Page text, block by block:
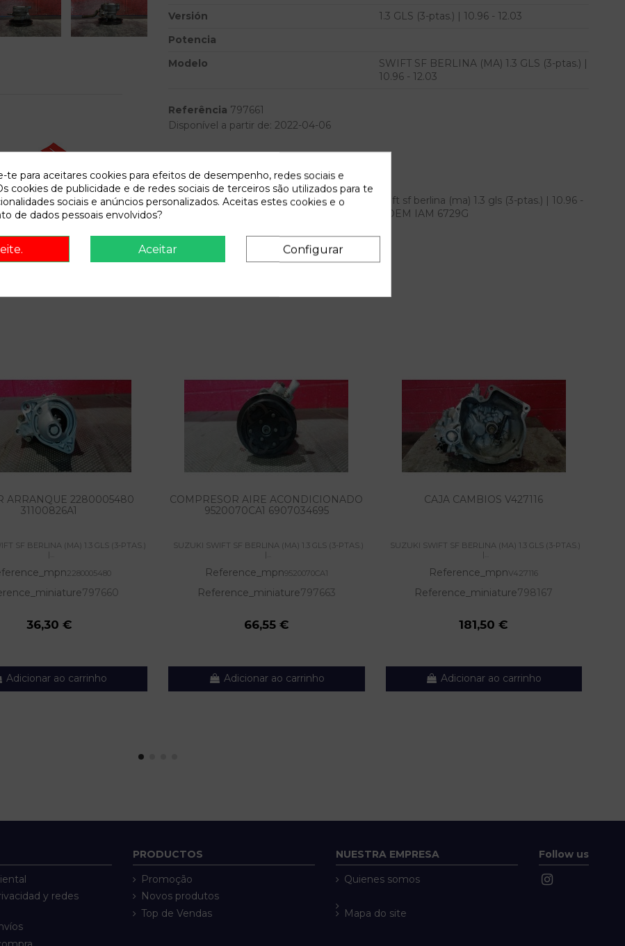
Versión
1.3 GLS (3-ptas.) | 10.96 - 12.03
Potencia
Modelo
SWIFT SF BERLINA (MA) 1.3 GLS (3-ptas.) |
10.96 - 12.03
Referência 797661
Disponível a partir de: 2022-04-06
Descrição
Recambio de bomba direccion para suzuki swift sf berlina (ma) 1.3 gls (3-ptas.) | 10.96 -
12.03 1.3 gls (3-ptas.) | 10.96 - 12.03 referencia OEM IAM 6729G
ARRANQUE 2280005480
31100826A1
SF BERLINA (MA) 1.3 GLS (3-PTAS.)
|...
2280005480
797660
36,30 €
Adicionar ao carrinho
COMPRESOR AIRE ACONDICIONADO
9520070CA1 6907034695
SUZUKI SWIFT SF BERLINA (MA) 1.3 GLS (3-PTAS.)
|...
Reference_mpn9520070CA1
Reference_miniature797663
66,55 €
Adicionar ao carrinho
CAJA CAMBIOS V427116
SUZUKI SWIFT SF BERLINA (MA) 1.3 GLS (3-PTAS.)
|...
Reference_mpnV427116
Reference_miniature798167
181,50 €
Adicionar ao carrinho
y redes
PRODUCTOS
Promoção
Novos produtos
Top de Vendas
NUESTRA EMPRESA
Quienes somos
Mapa do site
Follow us
te para aceitares cookies para efeitos de desempenho, redes sociais e
cookies de publicidade e de redes sociais de terceiros são utilizados para te
sociais e anúncios personalizados. Aceitas estes cookies e o
de dados pessoais envolvidos?
Aceitar Configurar